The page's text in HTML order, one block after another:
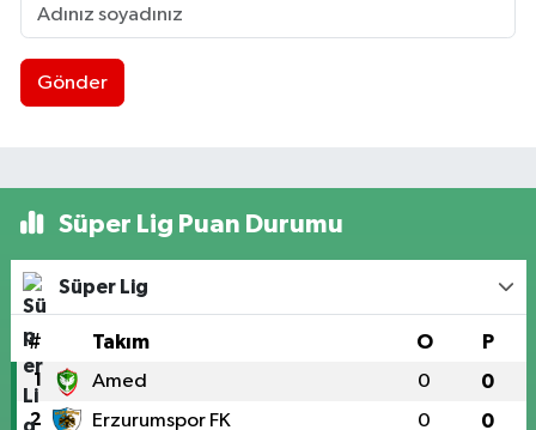
Gönder
Süper Lig Puan Durumu
Süper Lig
# Takım O P
1 Amed 0 0
2 Erzurumspor FK 0 0